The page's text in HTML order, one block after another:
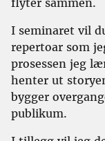
I seminaret vil
repertoar som
prosessen jeg
henter ut
bygger
publikum.